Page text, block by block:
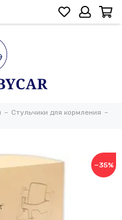
Стульчики для кормления
−35%